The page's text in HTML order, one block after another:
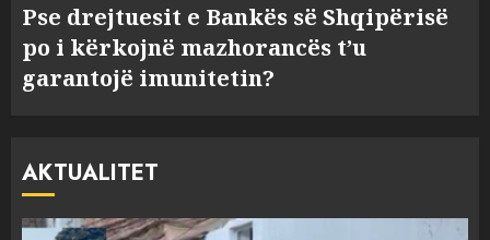
Pse drejtuesit e Bankës së Shqipërisë
po i kërkojnë mazhorancës t’u
garantojë imunitetin?
AKTUALITET